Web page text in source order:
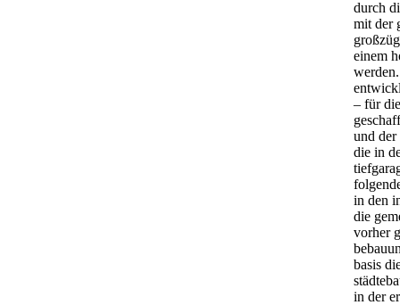
durch
mit der
einem
– für
und der
die in
in den
die
vorher
basis
in der